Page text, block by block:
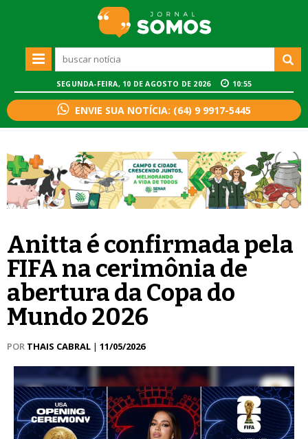
SEGUNDA-FEIRA, 10 DE AGOSTO DE 2026 10:55
ENVIE SUA NOTÍCIA: (64) 9 9917-5445
Anitta é confirmada pela
FIFA na cerimônia de
abertura da Copa do
Mundo 2026
POR THAIS CABRAL | 11/05/2026